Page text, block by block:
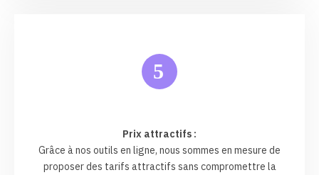
5
Prix attractifs :
Grâce à nos outils en ligne, nous sommes en mesure de
proposer des tarifs attractifs sans compromettre la